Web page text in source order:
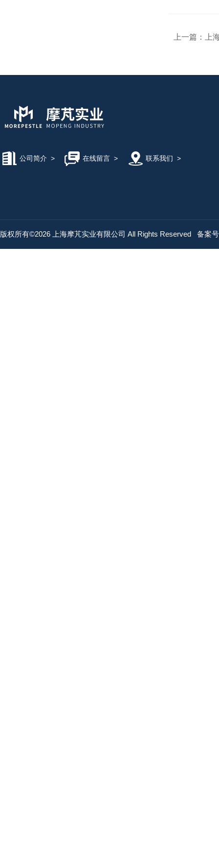
上一篇： 上
公司简介 > 在线留言> 联系我们 >
版权所有©2026 上海摩芃实业有限公司 All Rights Reserved 备案